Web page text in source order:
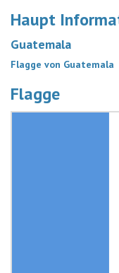
Haupt
Guatemala
Flagge von Guatemala
Flagge